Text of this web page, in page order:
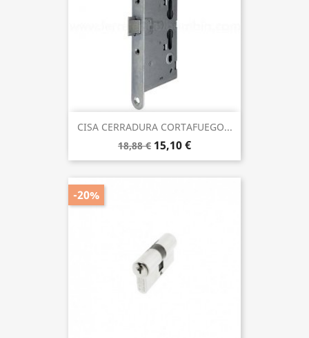
CISA CERRADURA CORTAFUEGO...
18,88 € 15,10 €
-20%